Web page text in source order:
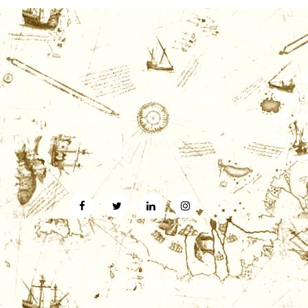
HK Denge Harita Lisanslı Harita
Kadastro Mühendislik Bürosu
(LİHKAB) olarak tecrübeli ve
profesyonel ekibi ile
hizmetinizdedir.
© 2026 Tüm Hakları Saklıdır. Hk